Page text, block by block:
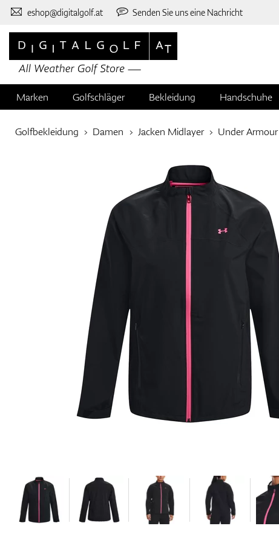
eshop@digitalgolf.at Senden Sie uns eine Nachricht
Marken Golfschläger Bekleidung Handschuhe
Golfbekleidung Damen Jacken Midlayer Under Armour